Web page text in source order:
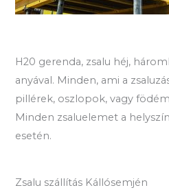
H20 gerenda, zsalu héj,
anyával. Minden, ami a
pillérek, oszlopok, vagy
Minden zsaluelemet a
esetén.
Zsalu szállítás Kállósemjén